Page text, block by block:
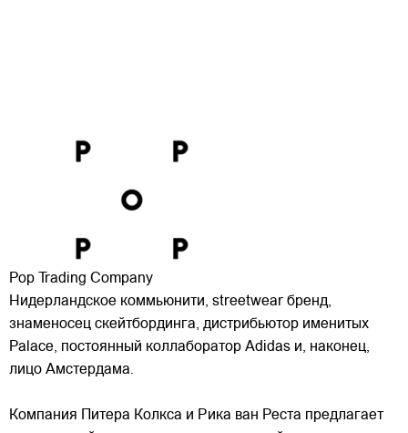
Pop Trading Company
Нидерландское коммьюнити, streetwear бренд,
знаменосец скейтбординга, дистрибьютор именитых
Palace, постоянный коллаборатор Adidas и, наконец,
лицо Амстердама.
Компания Питера Колкса и Рика ван Реста предлагает